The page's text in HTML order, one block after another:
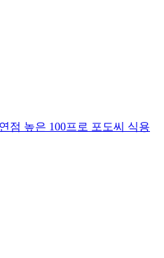
점 높은 100프로 포도씨 식용